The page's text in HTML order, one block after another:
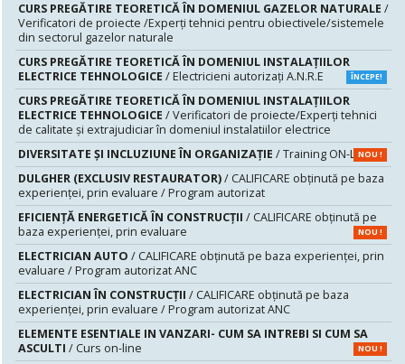
CURS PREGĂTIRE TEORETICĂ ÎN DOMENIUL GAZELOR NATURALE /
Verificatori de proiecte /Experţi tehnici pentru obiectivele/sistemele
din sectorul gazelor naturale
CURS PREGĂTIRE TEORETICĂ ÎN DOMENIUL INSTALAŢIILOR
ELECTRICE TEHNOLOGICE / Electricieni autorizaţi A.N.R.E ÎNCEPE!
CURS PREGĂTIRE TEORETICĂ ÎN DOMENIUL INSTALAŢIILOR
ELECTRICE TEHNOLOGICE / Verificatori de proiecte/Experţi tehnici
de calitate şi extrajudiciar în domeniul instalatiilor electrice
DIVERSITATE ȘI INCLUZIUNE ÎN ORGANIZAȚIE / Training ON-LINE
NOU !
DULGHER (EXCLUSIV RESTAURATOR)/ CALIFICARE obținută pe baza
experienței, prin evaluare / Program autorizat
EFICIENȚĂ ENERGETICĂ ÎN CONSTRUCȚII / CALIFICARE obținută pe
baza experienței, prin evaluare
NOU !
ELECTRICIAN AUTO / CALIFICARE obținută pe baza experienței, prin
evaluare / Program autorizat ANC
ELECTRICIAN ÎN CONSTRUCȚII / CALIFICARE obținută pe baza
experienței, prin evaluare / Program autorizat ANC
ELEMENTE ESENTIALE IN VANZARI- CUM SA INTREBI SI CUM SA
ASCULTI / Curs on-line NOU !